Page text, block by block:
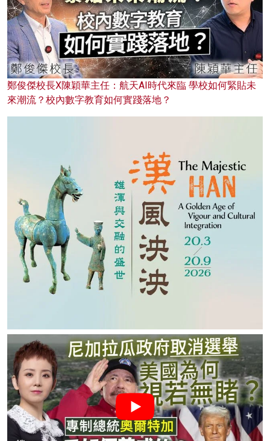
鄭俊傑校長X陳穎華主任：航天AI時代來臨 學校如何緊貼未
來潮流？校內數字教育如何實踐落地？